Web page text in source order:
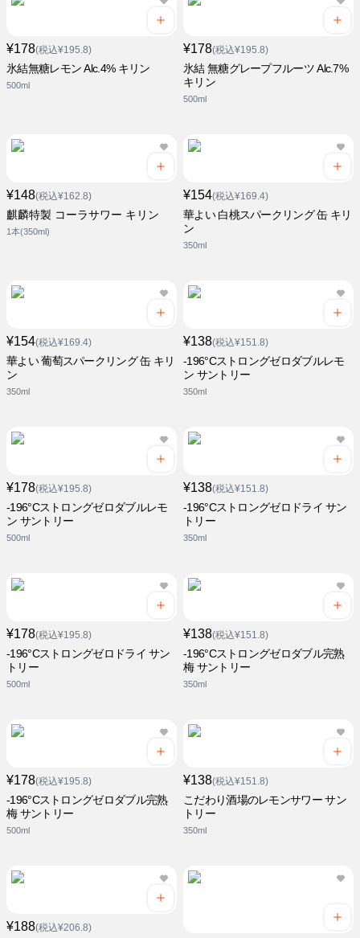
¥178(税込¥195.8)
氷結無糖レモン Alc.4% キリン
500ml
¥178(税込¥195.8)
氷結 無糖グレープフルーツ Alc.7%
キリン
500ml
¥148(税込¥162.8)
麒麟特製 コーラサワー キリン
1本(350ml)
¥154(税込¥169.4)
華よい 白桃スパークリング 缶 キリ
ン
350ml
¥154(税込¥169.4)
華よい 葡萄スパークリング 缶 キリ
ン
350ml
¥138(税込¥151.8)
-196°Cストロングゼロダブルレモ
ン サントリー
350ml
¥178(税込¥195.8)
-196°Cストロングゼロダブルレモ
ン サントリー
500ml
¥138(税込¥151.8)
-196°Cストロングゼロドライ サン
トリー
350ml
¥178(税込¥195.8)
-196°Cストロングゼロドライ サン
トリー
500ml
¥138(税込¥151.8)
-196°Cストロングゼロダブル完熟
梅 サントリー
350ml
¥178(税込¥195.8)
-196°Cストロングゼロダブル完熟
梅 サントリー
500ml
¥138(税込¥151.8)
こだわり酒場のレモンサワー サン
トリー
350ml
¥188(税込¥206.8)